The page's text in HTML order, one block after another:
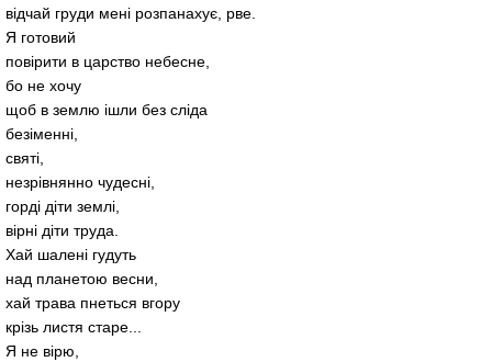
відчай груди мені розпанахує, рве.
Я готовий
повірити в царство небесне,
бо не хочу
щоб в землю ішли без сліда
безіменні,
святі,
незрівнянно чудесні,
горді діти землі,
вірні діти труда.
Хай шалені гудуть
над планетою весни,
хай трава пнеться вгору
крізь листя старе...
Я не вірю,